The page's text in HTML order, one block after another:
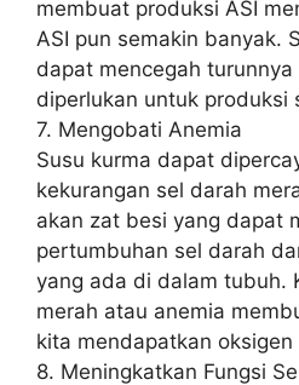
membuat produksi ASI
ASI pun semakin banyak.
dapat mencegah
diperlukan untuk produksi
7. Mengobati Anemia
Susu kurma dapat
kekurangan sel darah
akan zat besi yang dapat
pertumbuhan sel darah
yang ada di dalam tubuh.
merah atau anemia
kita mendapatkan oksigen
8. Meningkatkan Fungsi